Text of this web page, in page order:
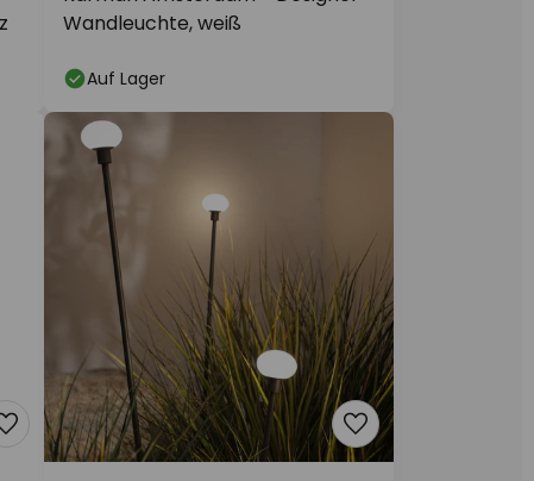
Wandleuchte, weiß
Auf Lager